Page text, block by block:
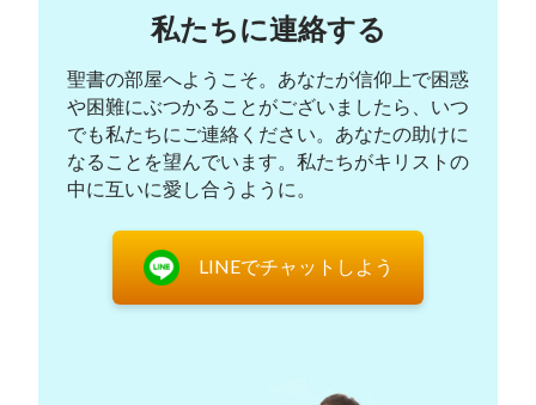
能だった。新約聖書には主イエスの御言葉と働きが
記録されているけれど、それはおもに人類を贖う主
の働きであり、悔い改めの道を人間に与えるととも
に、天国が近づいていることと、誰もが悔い改めな
ければならないことを人間に伝えている。人々が告
人の罪が赦されるとともに、盗みや強盗をしないと
か、他人と争わないとか、他人を罵ったりしないと
か、酒を飲まないとかいう、いくらかの外面的な良
私たちに連絡する
聖書の部屋へようこそ。あなたが信仰上で困惑
や困難にぶつかることがございましたら、いつ
でも私たちにご連絡ください。あなたの助けに
なることを望んでいます。私たちがキリストの
中に互いに愛し合うように。
LINEでチャットしよう